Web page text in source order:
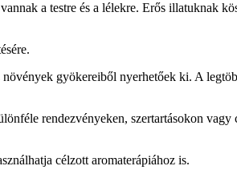
a testre és a lélekre. Erős illatuknak
gyökereiből nyerhetőek ki. A
rendezvényeken, szertartásokon vagy
célzott aromaterápiához is.